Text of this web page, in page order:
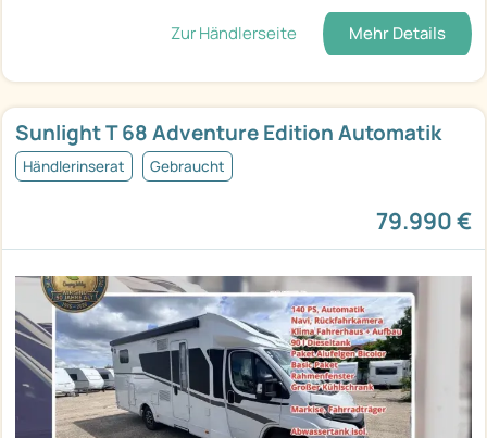
Zur Händlerseite Mehr Details
Sunlight T 68 Adventure Edition Automatik
Händlerinserat Gebraucht
79.990 €